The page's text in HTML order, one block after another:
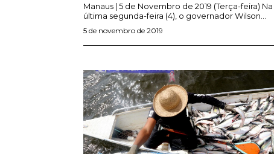
Manaus | 5 de Novembro de 2019 (Terça-feira) Na
última segunda-feira (4), o governador Wilson...
5 de novembro de 2019